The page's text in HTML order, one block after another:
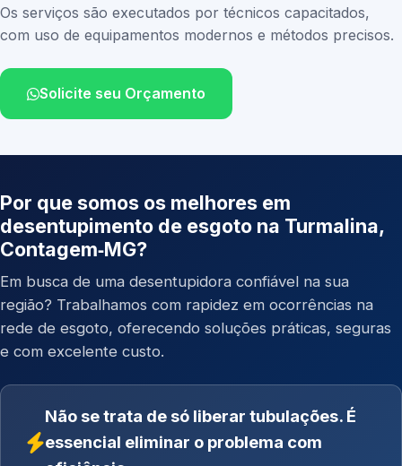
Os serviços são executados por técnicos capacitados,
com uso de equipamentos modernos e métodos precisos.
Solicite seu Orçamento
Por que somos os melhores em
desentupimento de esgoto na Turmalina,
Contagem‑MG?
Em busca de uma desentupidora confiável na sua
região? Trabalhamos com rapidez em ocorrências na
rede de esgoto, oferecendo soluções práticas, seguras
e com excelente custo.
Não se trata de só liberar tubulações. É
essencial eliminar o problema com